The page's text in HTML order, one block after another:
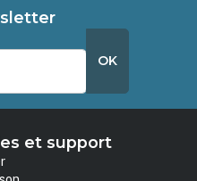
OK
et support